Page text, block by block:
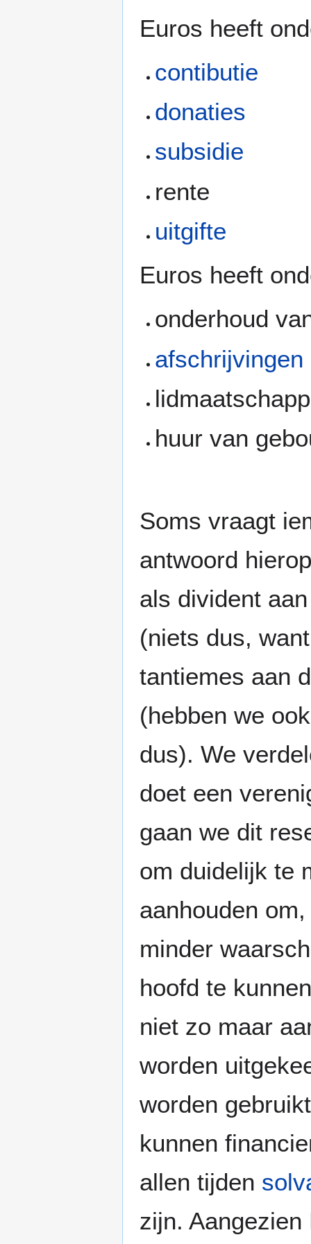
Euros heeft
contibutie
donaties
subsidie
rente
uitgifte
Euros heeft
onderhoud
afschrijvingen
huur van
Soms vraagt
antwoord
als divident
(niets dus,
tantiemes aan
(hebben we
dus). We
doet een
gaan we dit
om duidelijk te
aanhouden
minder
hoofd te
niet zo maar
worden
worden
kunnen
allen tijden
zijn.